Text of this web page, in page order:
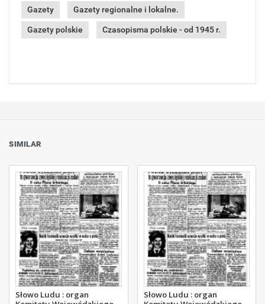
Gazety Gazety regionalne i lokalne.
Gazety polskie Czasopisma polskie - od 1945 r.
SIMILAR
Słowo Ludu : organ
Słowo Ludu : organ